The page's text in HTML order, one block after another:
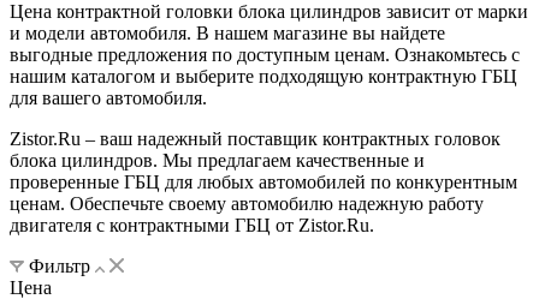
Цена контрактной головки блока цилиндров зависит от марки
и модели автомобиля. В нашем магазине вы найдете
выгодные предложения по доступным ценам. Ознакомьтесь с
нашим каталогом и выберите подходящую контрактную ГБЦ
для вашего автомобиля.
Zistor.Ru – ваш надежный поставщик контрактных головок
блока цилиндров. Мы предлагаем качественные и
проверенные ГБЦ для любых автомобилей по конкурентным
ценам. Обеспечьте своему автомобилю надежную работу
двигателя с контрактными ГБЦ от Zistor.Ru.
Фильтр
Цена